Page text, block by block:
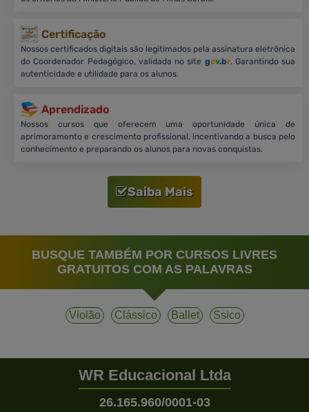
Certificação
Nossos certificados digitais são legitimados pela assinatura eletrônica
do Coordenador Pedagógico, validada no site gov.br. Garantindo sua
autenticidade e utilidade para os alunos.
Aprendizado
Nossos cursos que oferecem uma oportunidade única de
aprimoramento e crescimento profissional, incentivando a busca pelo
conhecimento e preparando os alunos para novas conquistas.
Saiba Mais
BUSQUE TAMBÉM POR CURSOS LIVRES
GRATUITOS COM AS PALAVRAS
Violão Clássico Ballet Ssico
WR Educacional Ltda
26.165.960/0001-03